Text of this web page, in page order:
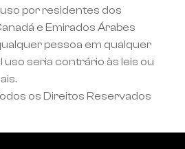
por residentes dos
e Emirados Árabes
pessoa em qualquer
uso seria contrário às leis ou
os Direitos Reservados